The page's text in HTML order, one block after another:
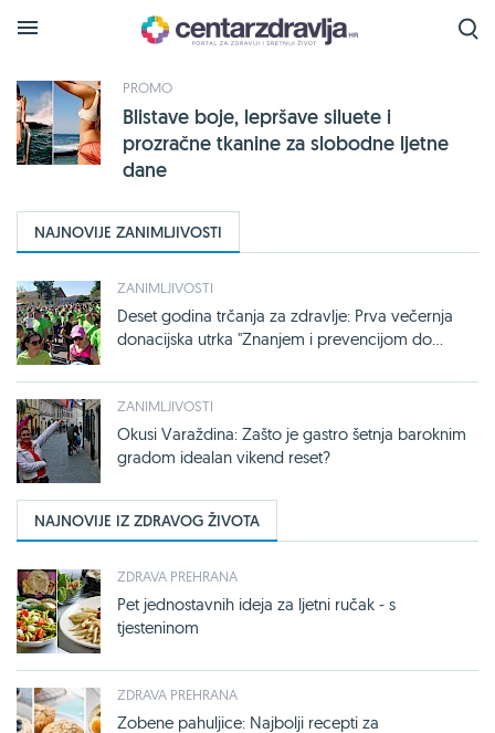
Tražena oznakac-a
je pronađena na sljedećim
stranicama:
PROMO
Blistave boje, lepršave siluete i
prozračne tkanine za slobodne ljetne
dane
NAJNOVIJE ZANIMLJIVOSTI
ZANIMLJIVOSTI
Deset godina trčanja za zdravlje: Prva večernja
donacijska utrka "Znanjem i prevencijom do...
ZANIMLJIVOSTI
Okusi Varaždina: Zašto je gastro šetnja baroknim
gradom idealan vikend reset?
NAJNOVIJE IZ ZDRAVOG ŽIVOTA
ZDRAVA PREHRANA
Pet jednostavnih ideja za ljetni ručak - s
tjesteninom
ZDRAVA PREHRANA
Zobene pahuljice: Najbolji recepti za